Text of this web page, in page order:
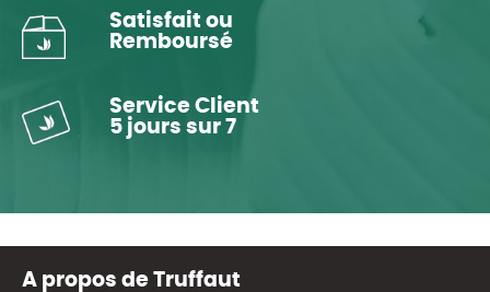
Satisfait ou
Remboursé
Service Client
5 jours sur 7
A propos de Truffaut